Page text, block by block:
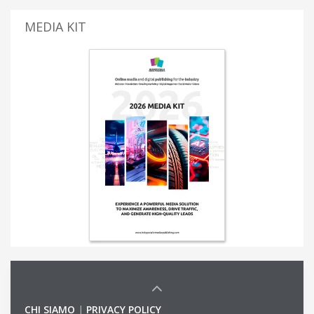
MEDIA KIT
CHI SIAMO | PRIVACY POLICY